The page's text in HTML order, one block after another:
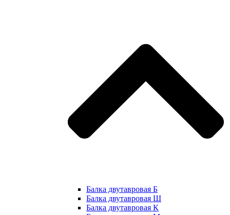
Балка двутавровая Б
Балка двутавровая Ш
Балка двутавровая К